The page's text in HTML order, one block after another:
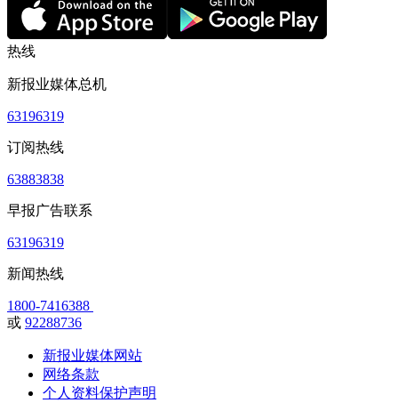
热线
新报业媒体总机
63196319
订阅热线
63883838
早报广告联系
63196319
新闻热线
1800-7416388
或 92288736
新报业媒体网站
网络条款
个人资料保护声明